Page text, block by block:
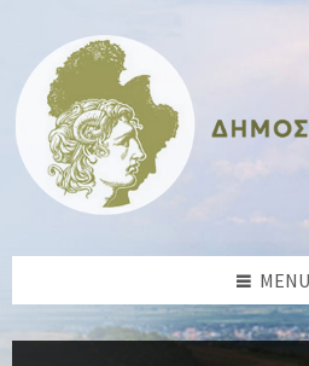
content
sidebar
sidebar
footer
MENU